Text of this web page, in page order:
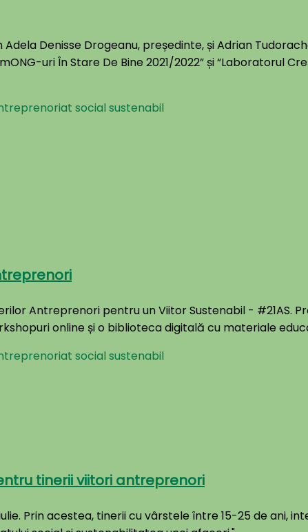
Denisse Drogeanu, președinte, și Adrian
uri În Stare De Bine 2021/2022” și “Laboratorul
Antreprenori pentru un Viitor Sustenabil - #21AS.
online și o biblioteca digitală cu materiale
tinerii viitori antreprenori
Prin acestea, tinerii cu vârstele între 15-25 de ani,